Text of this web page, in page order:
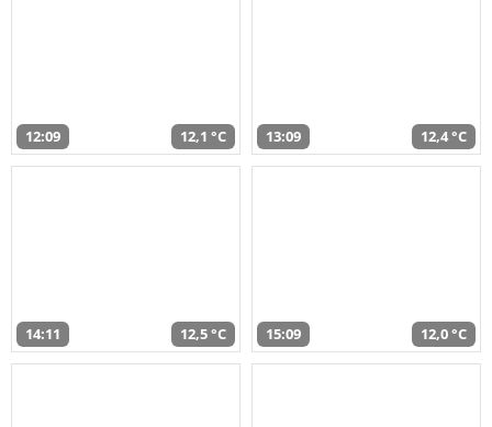
12:09 12,1 °C 13:09 12,4 °C
14:11 12,5 °C 15:09 12,0 °C